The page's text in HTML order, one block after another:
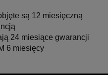
są 12 miesięczną
24 miesiące gwarancji
6 miesięcy